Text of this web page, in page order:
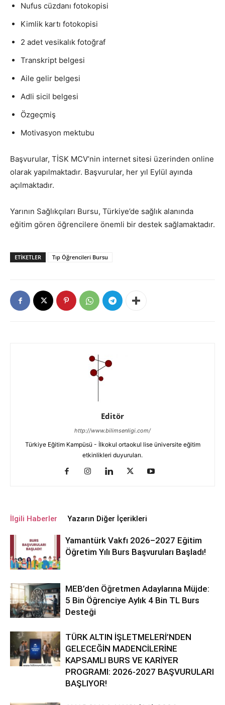
Nufus cüzdanı fotokopisi
Kimlik kartı fotokopisi
2 adet vesikalık fotoğraf
Transkript belgesi
Aile gelir belgesi
Adli sicil belgesi
Özgeçmiş
Motivasyon mektubu
Başvurular, TİSK MCV’nin internet sitesi üzerinden online
olarak yapılmaktadır. Başvurular, her yıl Eylül ayında
açılmaktadır.
Yarının Sağlıkçıları Bursu, Türkiye’de sağlık alanında
eğitim gören öğrencilere önemli bir destek sağlamaktadır.
ETIKETLER Tıp Öğrencileri Bursu
Editör
http://www.bilimsenligi.com/
Türkiye Eğitim Kampüsü - İlkokul ortaokul lise üniversite eğitim
etkinlikleri duyuruları.
İlgili Haberler Yazarın Diğer İçerikleri
Yamantürk Vakfı 2026–2027 Eğitim
Öğretim Yılı Burs Başvuruları Başladı!
MEB’den Öğretmen Adaylarına Müjde:
5 Bin Öğrenciye Aylık 4 Bin TL Burs
Desteği
TÜRK ALTIN İŞLETMELERİ’NDEN
GELECEĞİN MADENCİLERİNE
KAPSAMLI BURS VE KARİYER
PROGRAMI: 2026-2027 BAŞVURULARI
BAŞLIYOR!